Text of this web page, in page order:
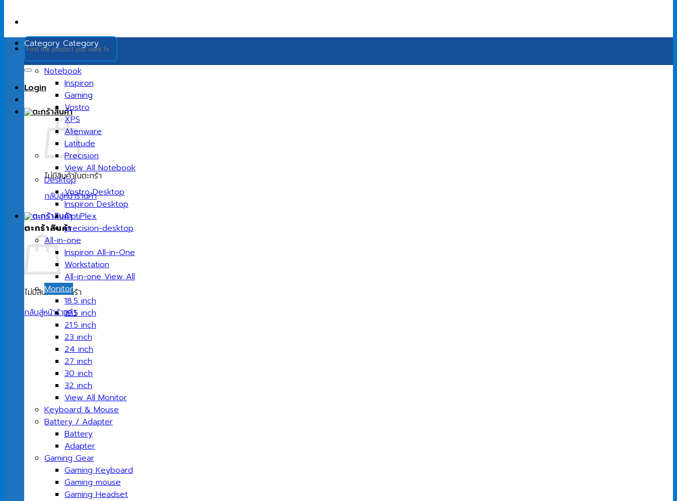
ค้นหา:
Login
ไม่มีสินค้าในตะกร้า
กลับสู่หน้าร้านค้า
ตะกร้าสินค้า
ไม่มีสินค้าในตะกร้า
กลับสู่หน้าร้านค้า
Category Category
Notebook
Inspiron
Gaming
Vostro
XPS
Alienware
Latitude
Precision
View All Notebook
Desktop
Vostro Desktop
Inspiron Desktop
OptiPlex
precision-desktop
All-in-one
Inspiron All-in-One
Workstation
All-in-one View All
Monitor
18.5 inch
19.5 inch
21.5 inch
23 inch
24 inch
27 inch
30 inch
32 inch
View All Monitor
Keyboard & Mouse
Battery / Adapter
Battery
Adapter
Gaming Gear
Gaming Keyboard
Gaming mouse
Gaming Headset